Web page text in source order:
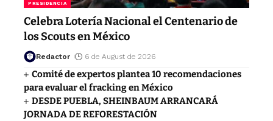
PRESIDENCIA
Celebra Lotería Nacional el Centenario de
los Scouts en México
Redactor 6 de August de 2026
Comité de expertos plantea 10 recomendaciones
para evaluar el fracking en México
DESDE PUEBLA, SHEINBAUM ARRANCARÁ
JORNADA DE REFORESTACIÓN